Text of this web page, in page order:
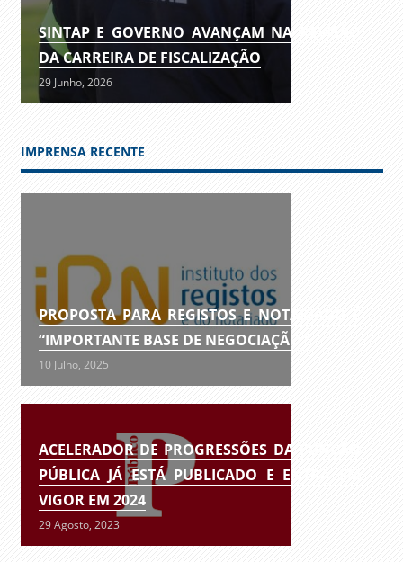
SINTAP E GOVERNO AVANÇAM NA REVISÃO
DA CARREIRA DE FISCALIZAÇÃO
29 Junho, 2026
IMPRENSA RECENTE
PROPOSTA PARA REGISTOS E NOTARIADO É
“IMPORTANTE BASE DE NEGOCIAÇÃO”
10 Julho, 2025
ACELERADOR DE PROGRESSÕES DA FUNÇÃO
PÚBLICA JÁ ESTÁ PUBLICADO E ENTRA EM
VIGOR EM 2024
29 Agosto, 2023